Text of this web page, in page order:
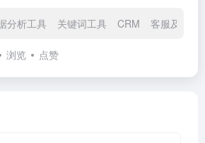
分析工具 关键词工具 CRM 客服及评价
浏览 点赞